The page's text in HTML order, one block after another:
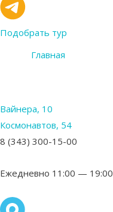
Подобрать тур
Главная
Вайнера, 10
Космонавтов, 54
8 (343) 300-15-00
Ежедневно 11:00 — 19:00